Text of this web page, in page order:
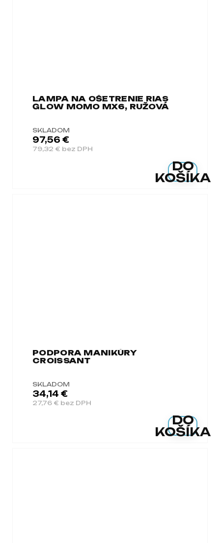
LAMPA NA OŠETRENIE RIAS
GLOW MOMO MX6, RUŽOVÁ
SKLADOM
79,32 € bez DPH
97,56 €
DO
KOŠÍKA
PODPORA MANIKÚRY
CROISSANT
SKLADOM
27,76 € bez DPH
34,14 €
DO
KOŠÍKA